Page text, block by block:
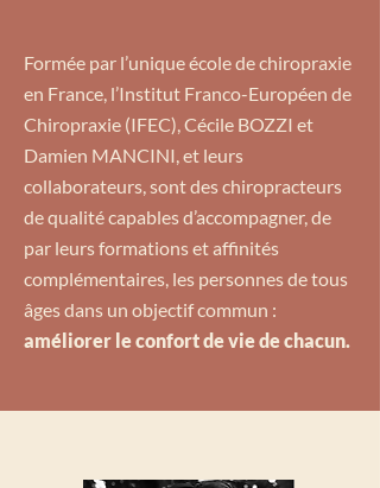
Formée par l’unique école de chiropraxie
en France, l’Institut Franco-Européen de
Chiropraxie (IFEC), Cécile BOZZI et
Damien MANCINI, et leurs
collaborateurs, sont des chiropracteurs
de qualité capables d’accompagner, de
par leurs formations et affinités
complémentaires, les personnes de tous
âges dans un objectif commun :
améliorer le confort de vie de chacun.